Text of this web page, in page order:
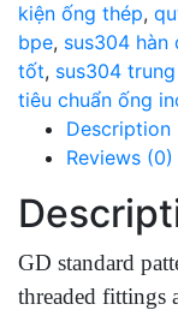
kiện ống thép,
bpe, sus304 hàn
tốt, sus304
tiêu chuẩn ống
Description
Reviews (0)
GD standard
threaded fittings